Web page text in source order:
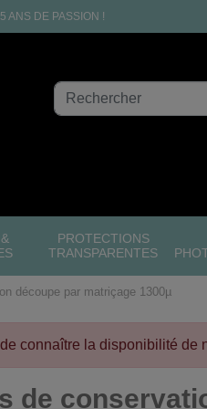
ANS DE PASSION !
PROTECTIONS
TRANSPARENTES
découpe par matriçage 1300µ
connaître la disponibilité de
de